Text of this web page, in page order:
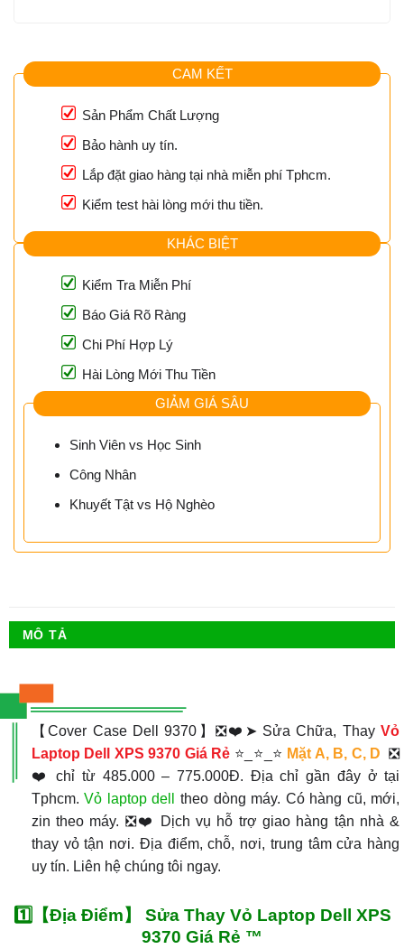
CAM KẾT
Sản Phẩm Chất Lượng
Bảo hành uy tín.
Lắp đặt giao hàng tại nhà miễn phí Tphcm.
Kiểm test hài lòng mới thu tiền.
KHÁC BIỆT
Kiểm Tra Miễn Phí
Báo Giá Rõ Ràng
Chi Phí Hợp Lý
Hài Lòng Mới Thu Tiền
GIẢM GIÁ SÂU
Sinh Viên vs Học Sinh
Công Nhân
Khuyết Tật vs Hộ Nghèo
MÔ TẢ
【Cover Case Dell 9370】❎❤️➤ Sửa Chữa, ThayVỏ
Laptop Dell XPS 9370 Giá Rẻ ⭐_⭐_⭐ Mặt A, B, C, D ❎
❤️ chỉ từ 485.000 – 775.000Đ. Địa chỉ gần đây ở tại
Tphcm.Vỏ laptop dell
theo dòng máy. Có hàng cũ, mới,
zin theo máy. ❎❤️ Dịch vụ hỗ trợ giao hàng tận nhà &
thay vỏ tận nơi. Địa điểm, chỗ, nơi, trung tâm cửa hàng
uy tín. Liên hệ chúng tôi ngay.
1️⃣【Địa Điểm】 Sửa Thay Vỏ Laptop Dell XPS
9370 Giá Rẻ ™